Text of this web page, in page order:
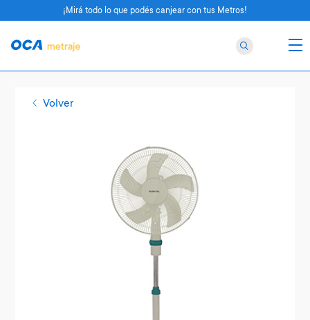
Volver
¡Mirá todo lo que podés canjear con tus Metros!